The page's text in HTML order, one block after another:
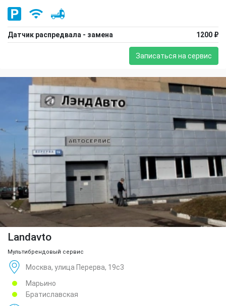
Датчик распредвала - замена 1200 ₽
Записаться на сервис
Landavto
Мультибрендовый сервис
Москва, улица Перерва, 19с3
Марьино
Братиславская